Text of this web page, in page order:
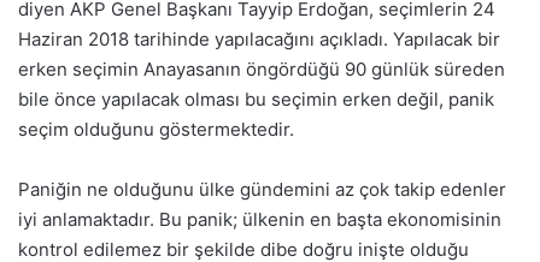
diyen AKP Genel Başkanı Tayyip Erdoğan, seçimlerin 24
Haziran 2018 tarihinde yapılacağını açıkladı. Yapılacak bir
erken seçimin Anayasanın öngördüğü 90 günlük süreden
bile önce yapılacak olması bu seçimin erken değil, panik
seçim olduğunu göstermektedir.
Paniğin ne olduğunu ülke gündemini az çok takip edenler
iyi anlamaktadır. Bu panik; ülkenin en başta ekonomisinin
kontrol edilemez bir şekilde dibe doğru inişte olduğu